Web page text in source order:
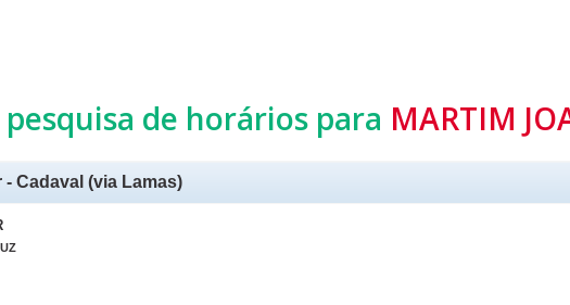
de horários para MARTIM
- Cadaval (via Lamas)